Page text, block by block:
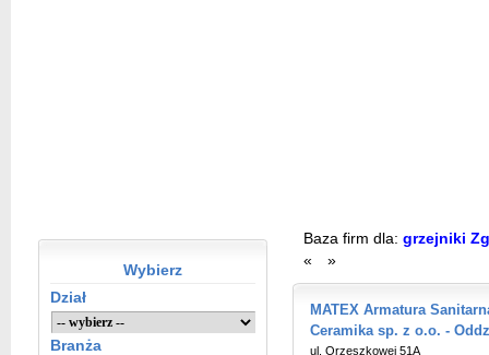
Wybierz
Dział
Branża
Baza firm dla: grzejniki
«
»
MATEX Armatura
Ceramika sp. z o.o. -
ul. Orzeszkowej 51A